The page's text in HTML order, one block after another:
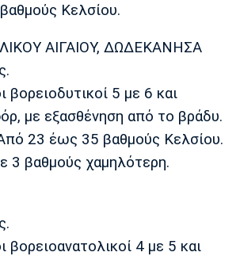
Κελσίου.
ΑΙΓΑΙΟΥ, ΔΩΔΕΚΑΝΗΣΑ
βορειοδυτικοί 5 με 6 και
με εξασθένηση από το βράδυ.
23 έως 35 βαθμούς Κελσίου.
3 βαθμούς χαμηλότερη.
βορειοανατολικοί 4 με 5 και